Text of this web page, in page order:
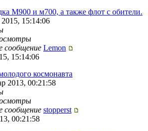
М900 и м700, а также флот с обители.
15:14:06
сообщение Lemon
15:14:06
космонавта
2013, 00:21:58
сообщение stopperst
00:21:58